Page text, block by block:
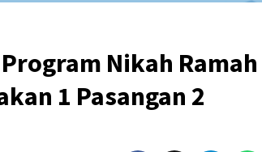
Nikah Ramah
1 Pasangan 2